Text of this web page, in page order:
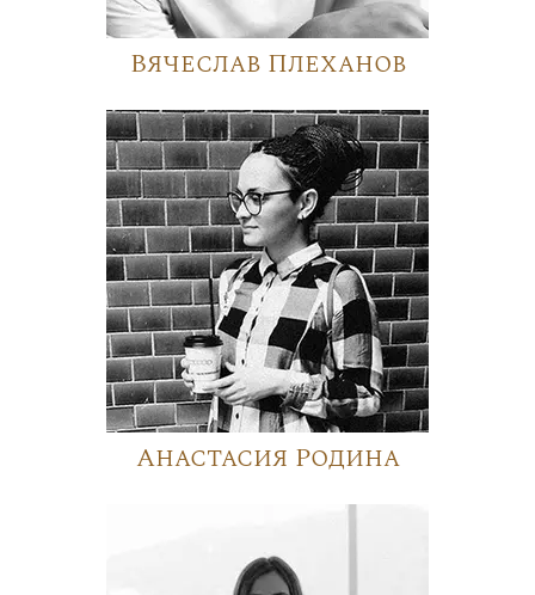
Вячеслав Плеханов
Анастасия Родина